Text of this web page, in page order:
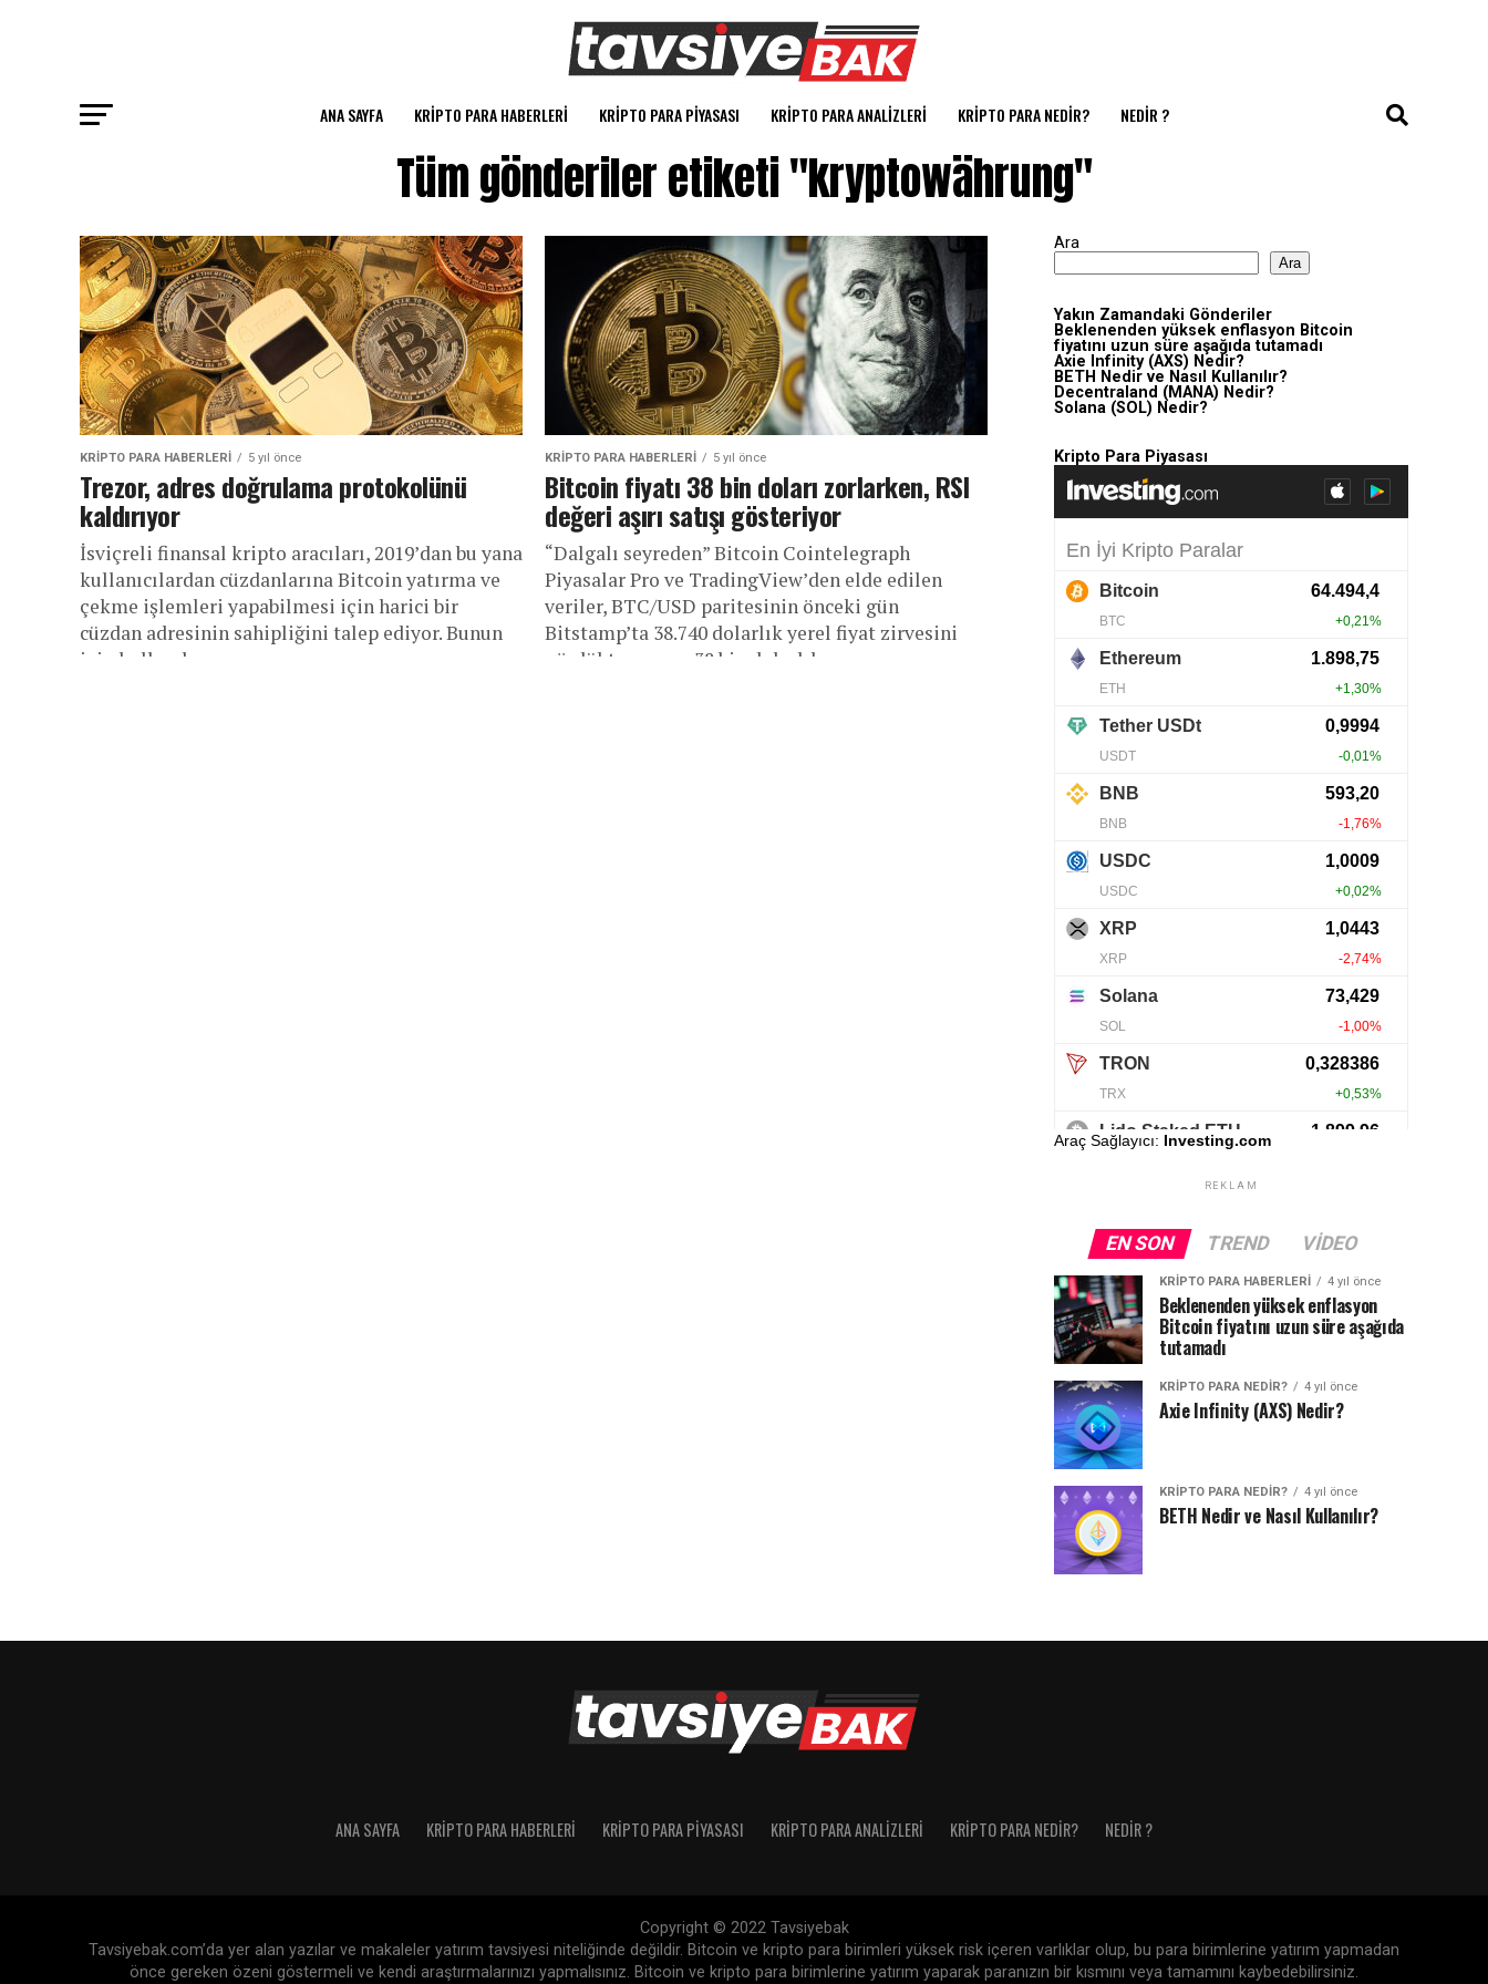
ANA SAYFA KRIPTO PARA HABERLERI KRIPTO PARA PIYASASI KRIPTO PARA ANALIZLERI KRIPTO PARA NEDIR? NEDIR ?
Tüm gönderiler etiketi "kryptowährung"
KRIPTO PARA HABERLERI 5 yıl önce
Trezor, adres doğrulama protokolünü
kaldırıyor
İsviçreli finansal kripto aracıları, 2019’dan bu yana
kullanıcılardan cüzdanlarına Bitcoin yatırma ve
çekme işlemleri yapabilmesi için harici bir
cüzdan adresinin sahipliğini talep ediyor. Bunun
için kullanılan...
KRIPTO PARA HABERLERI 5 yıl önce
Bitcoin fiyatı 38 bin doları zorlarken, RSI
değeri aşırı satışı gösteriyor
“Dalgalı seyreden” Bitcoin Cointelegraph
Piyasalar Pro ve TradingView’den elde edilen
veriler, BTC/USD paritesinin önceki gün
Bitstamp’ta 38.740 dolarlık yerel fiyat zirvesini
gördükten sonra 38 bin dolarlık...
Ara
Ara
Yakın Zamandaki Gönderiler
Beklenenden yüksek enflasyon Bitcoin
fiyatını uzun süre aşağıda tutamadı
Axie Infinity (AXS) Nedir?
BETH Nedir ve Nasıl Kullanılır?
Decentraland (MANA) Nedir?
Solana (SOL) Nedir?
Kripto Para Piyasası
Araç Sağlayıcı: Investing.com
REKLAM
EN SON TREND VIDEO
KRIPTO PARA HABERLERI 4 yıl önce
Beklenenden yüksek enflasyon
Bitcoin fiyatını uzun süre aşağıda
tutamadı
KRIPTO PARA NEDIR? 4 yıl önce
Axie Infinity (AXS) Nedir?
KRIPTO PARA NEDIR? 4 yıl önce
BETH Nedir ve Nasıl Kullanılır?
ANA SAYFA KRIPTO PARA HABERLERI KRIPTO PARA PIYASASI KRIPTO PARA ANALIZLERI KRIPTO PARA NEDIR? NEDIR ?
Copyright © 2022 Tavsiyebak
Tavsiyebak.com’da yer alan yazılar ve makaleler yatırım tavsiyesi niteliğinde değildir. Bitcoin ve kripto para birimleri yüksek risk içeren varlıklar olup, bu para birimlerine yatırım yapmadan
önce gereken özeni göstermeli ve kendi araştırmalarınızı yapmalısınız. Bitcoin ve kripto para birimlerine yatırım yaparak paranızın bir kısmını veya tamamını kaybedebilirsiniz.